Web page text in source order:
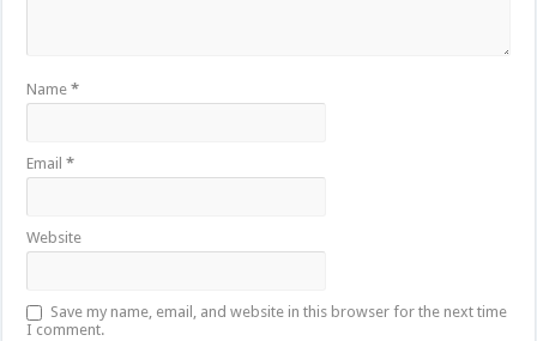
Name*
Email*
Website
Save my name, email, and website in this browser for the next time
I comment.